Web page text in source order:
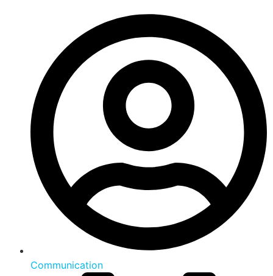
Communication